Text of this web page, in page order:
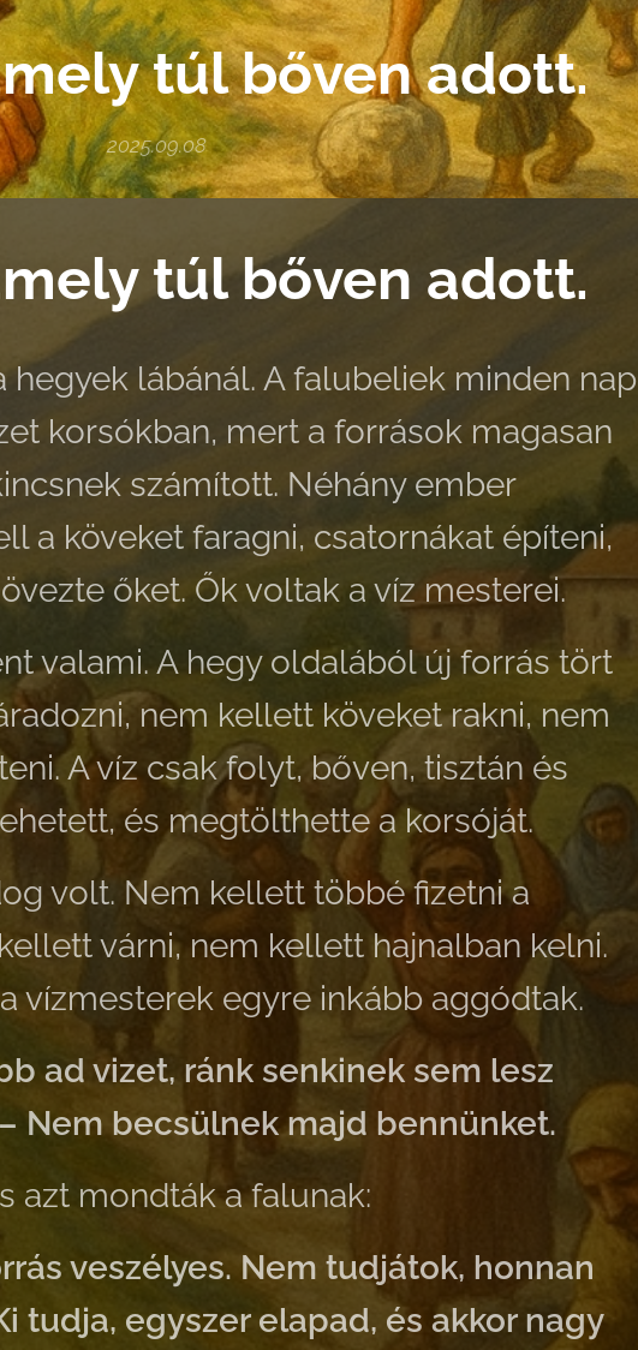
túl bőven adott.
2025.09.08
túl bőven adott.
hegyek lábánál. A falubeliek minden nap
korsókban, mert a források magasan
számított. Néhány ember
a köveket faragni, csatornákat építeni,
őket. Ők voltak a víz mesterei.
valami. A hegy oldalából új forrás tört
nem kellett köveket rakni, nem
A víz csak folyt, bőven, tisztán és
és megtölthette a korsóját.
volt. Nem kellett többé fizetni a
várni, nem kellett hajnalban kelni.
vízmesterek egyre inkább aggódtak.
ad vizet, ránk senkinek sem lesz
– Nem becsülnek majd bennünket.
azt mondták a falunak:
veszélyes. Nem tudjátok, honnan
tudja, egyszer elapad, és akkor nagy